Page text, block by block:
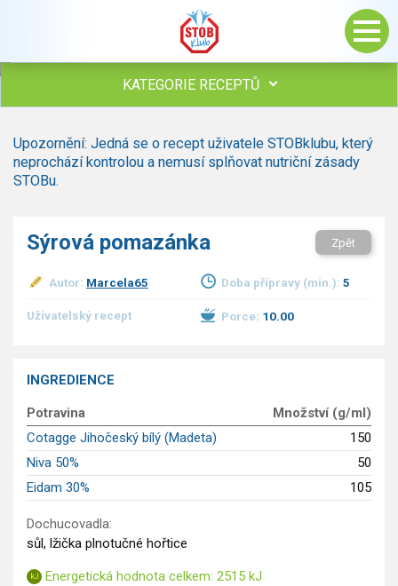
KATEGORIE RECEPTŮ
Polévky
Studená kuchyně
Bezmasé a zeleninové
Sladké pokrmy
Dezerty
Dětské recepty
GLP-1 recepty
Upozornění: Jedná se o recept uživatele STOBklubu, který
neprochází kontrolou a nemusí splňovat nutriční zásady
STOBu.
Sýrová pomazánka Zpět
Autor: Marcela65 Doba přípravy (min.): 5
Uživatelský recept Porce: 10.00
INGREDIENCE
Potravina
Množství (g/ml)
Cotagge Jihočeský bílý (Madeta)
150
Niva 50%
50
Eidam 30%
105
Dochucovadla:
sůl, lžička plnotučné hořtice
Energetická hodnota celkem: 2515 kJ